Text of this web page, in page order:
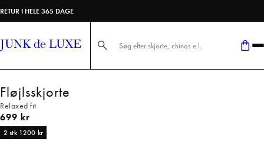
RETUR I HELE 365 DAGE
Søg her...
Fløjlsskjorte
Relaxed fit
I alt (inkl. rabat)
699 kr
2 stk 1200 kr